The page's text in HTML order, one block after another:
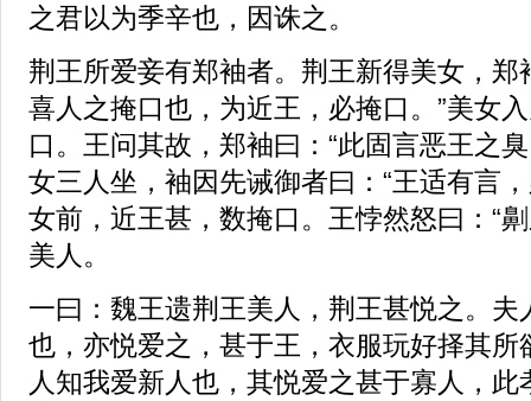
之君以为季辛也，因诛之。
荆王所爱妾有郑袖者。荆王新得美女，郑
喜人之掩口也，为近王，必掩口。”美女
口。王问其故，郑袖曰：“此固言恶王之
女三人坐，袖因先诫御者曰：“王适有言
女前，近王甚，数掩口。王悖然怒曰：“
美人。
一曰：魏王遗荆王美人，荆王甚悦之。夫
也，亦悦爱之，甚于王，衣服玩好择其所
人知我爱新人也，其悦爱之甚于寡人，